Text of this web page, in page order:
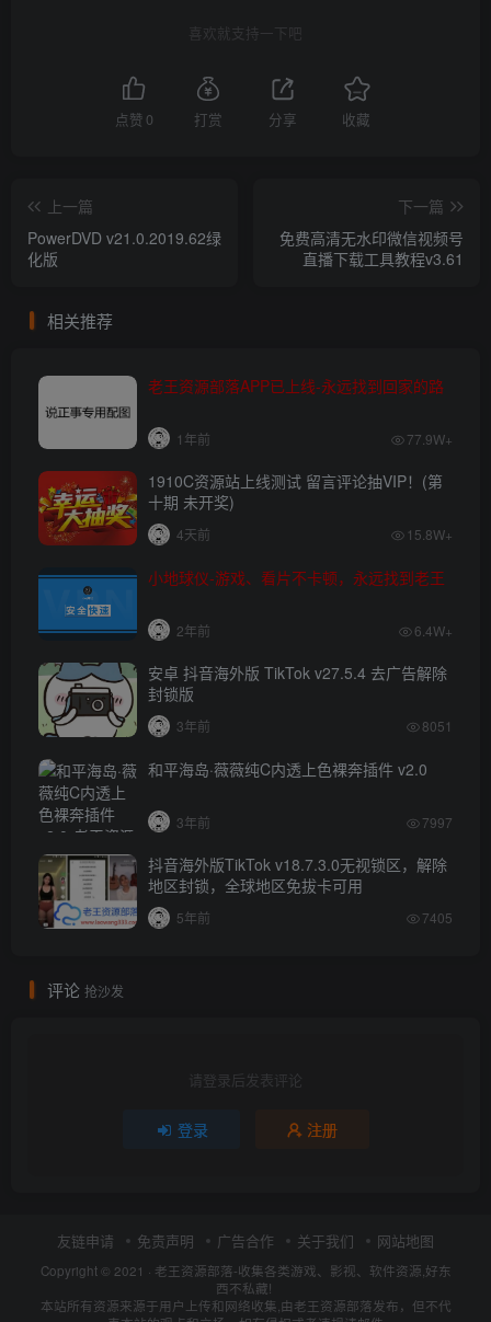
喜欢就支持一下吧
点赞 0 打赏 分享 收藏
上一篇
PowerDVD v21.0.2019.62绿
化版
下一篇
免费高清无水印微信视频号
直播下载工具教程v3.61
相关推荐
老王资源部落APP已上线-永远找到回家的路
1年前 77.9W+
1910C资源站上线测试 留言评论抽VIP！(第
十期 未开奖)
4天前 15.8W+
小地球仪-游戏、看片不卡顿，永远找到老王
2年前 6.4W+
安卓 抖音海外版 TikTok v27.5.4 去广告解除
封锁版
3年前 8051
和平海岛·薇薇纯C内透上色裸奔插件 v2.0
3年前 7997
抖音海外版TikTok v18.7.3.0无视锁区，解除
地区封锁，全球地区免拔卡可用
5年前 7405
评论 抢沙发
请登录后发表评论
登录 注册
友链申请 免责声明 广告合作 关于我们 网站地图
Copyright © 2021 · 老王资源部落-收集各类游戏、影视、软件资源,好东
西不私藏!
本站所有资源来源于用户上传和网络收集,由老王资源部落发布，但不代